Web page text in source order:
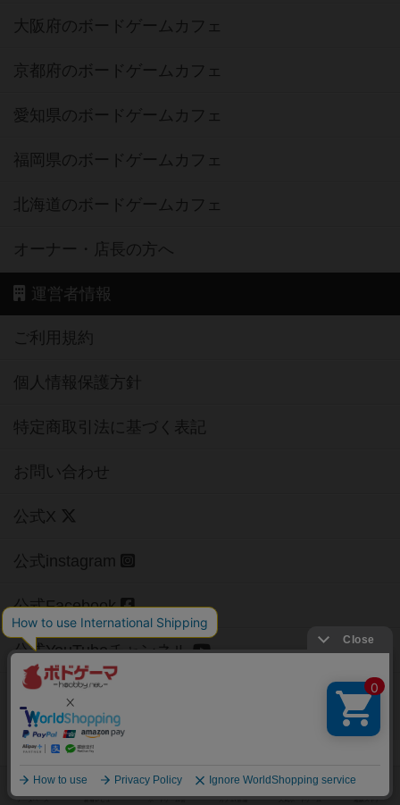
大阪府のボードゲームカフェ
京都府のボードゲームカフェ
愛知県のボードゲームカフェ
福岡県のボードゲームカフェ
北海道のボードゲームカフェ
オーナー・店長の方へ
運営者情報
ご利用規約
個人情報保護方針
特定商取引法に基づく表記
お問い合わせ
公式X
公式instagram
公式Facebook
公式YouTubeチャンネル